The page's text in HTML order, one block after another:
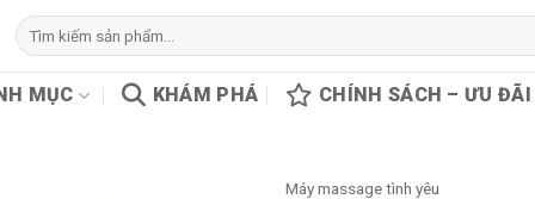
Tìm
kiếm:
MỤC KHÁM PHÁ CHÍNH SÁCH – ƯU ĐÃI
Máy massage tình yêu